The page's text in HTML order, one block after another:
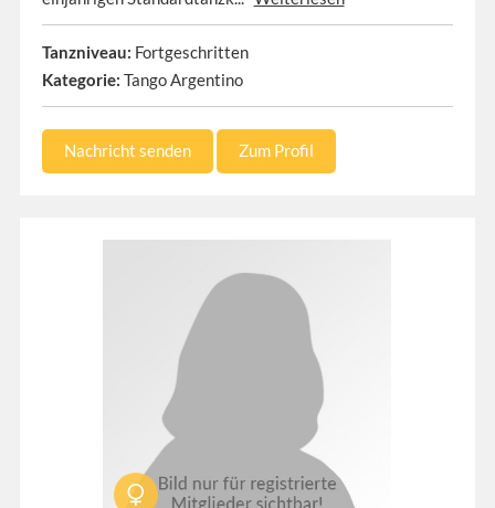
Tanzniveau: Fortgeschritten
Kategorie: Tango Argentino
Nachricht senden Zum Profil